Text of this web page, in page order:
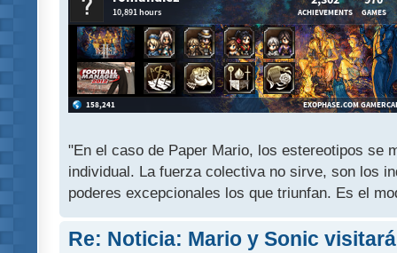
"En el caso de Paper Mario, los estereotipos se
individual. La fuerza colectiva no sirve, son los
poderes excepcionales los que triunfan. Es el
Re: Noticia: Mario y Sonic